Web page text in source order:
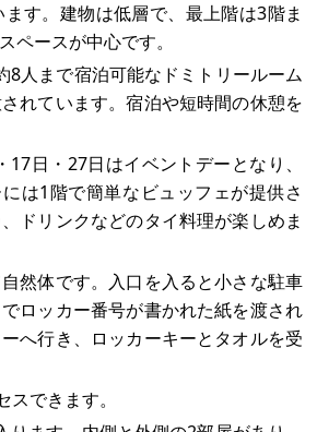
す。建物は低層で、最上階は3階ま
ペースが中心です。
人まで宿泊可能なドミトリールーム
れています。宿泊や短時間の休憩を
日・27日はイベントデーとなり、
は1階で簡単なビュッフェが提供さ
ドリンクなどのタイ料理が楽しめま
然体です。入口を入ると小さな駐車
ロッカー番号が書かれた紙を渡され
へ行き、ロッカーキーとタオルを受
できます。